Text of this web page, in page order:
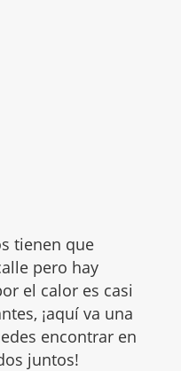
tienen que
pero hay
el calor es casi
¡aquí va una
encontrar en
juntos!